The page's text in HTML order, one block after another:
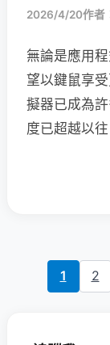
2026/4/20作者
無論是應用
望以鍵鼠享
擬器已成為
度已超越以往
1 2